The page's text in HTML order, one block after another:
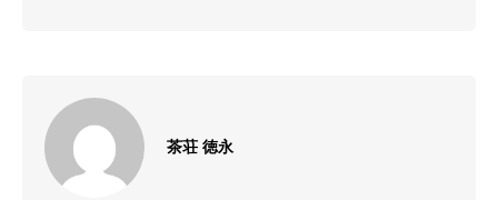
茶荘 徳永